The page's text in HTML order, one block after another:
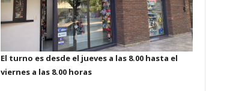
El turno es desde el jueves a las 8.00 hasta el
viernes a las 8.00 horas